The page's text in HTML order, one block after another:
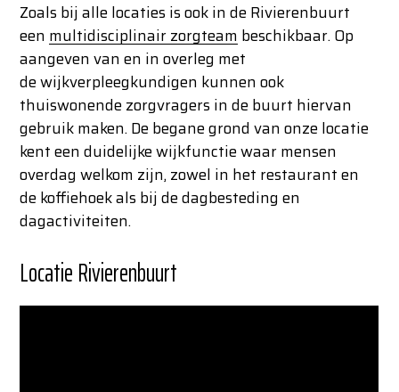
Zoals bij alle locaties is ook in de Rivierenbuurt
een multidisciplinair zorgteam beschikbaar. Op
aangeven van en in overleg met
de wijkverpleegkundigen kunnen ook
thuiswonende zorgvragers in de buurt hiervan
gebruik maken. De begane grond van onze locatie
kent een duidelijke wijkfunctie waar mensen
overdag welkom zijn, zowel in het restaurant en
de koffiehoek als bij de dagbesteding en
dagactiviteiten.
Locatie Rivierenbuurt